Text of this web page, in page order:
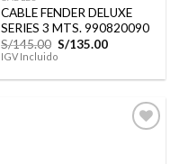
CABLE FENDER DELUXE
SERIES 3 MTS. 990820090
S/145.00 El
precio
era:
S/135.00El
es:
IGV Incluido